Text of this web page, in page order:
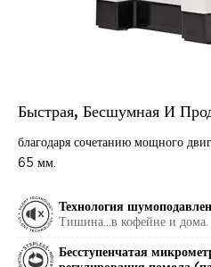
Быстрая, Бесшумная И
благодаря сочетанию мощного
65 мм.
Технология
Тишина...в кофейне и дома.
Бесступенчатая